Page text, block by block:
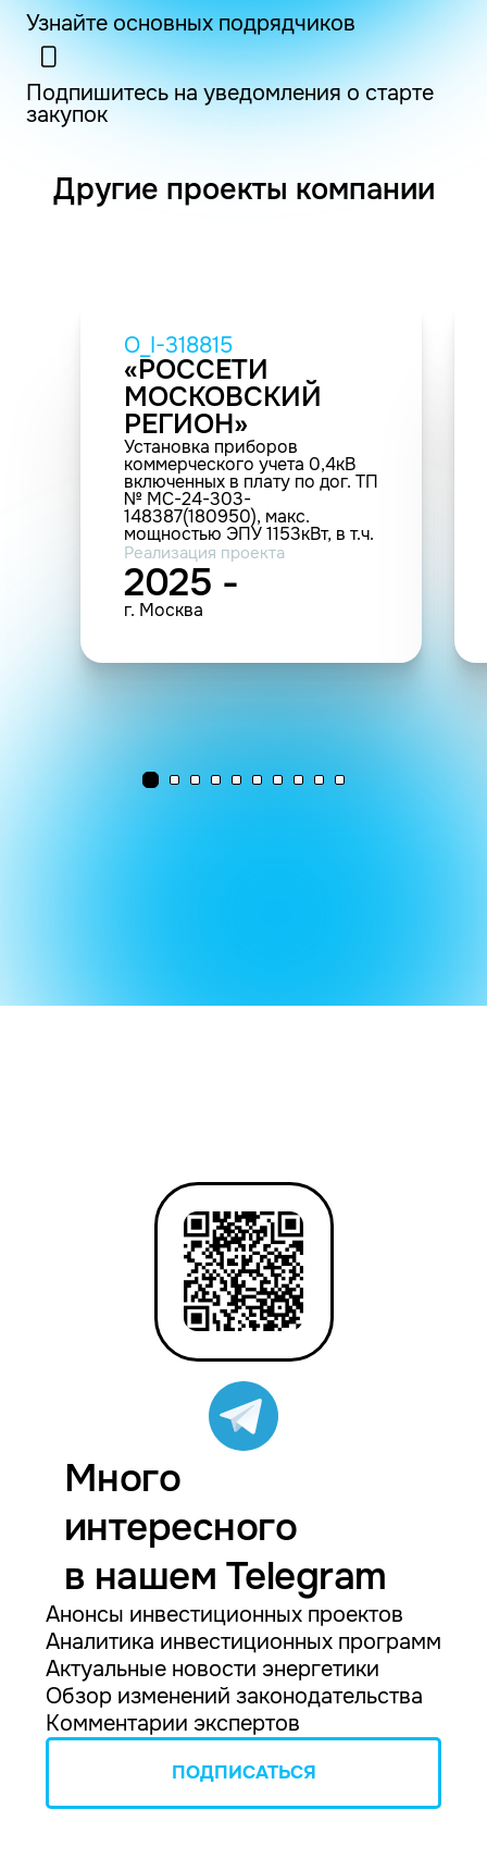
Узнайте основных подрядчиков
Подпишитесь на уведомления о старте
закупок
Другие проекты компании
O_I-318815
«РОССЕТИ
МОСКОВСКИЙ
РЕГИОН»
Установка приборов
коммерческого учета 0,4кВ
включенных в плату по дог. ТП
№ МС-24-303-
148387(180950), макс.
мощностью ЭПУ 1153кВт, в т.ч.
ПИР: г.Москва,
ул.Кожевническая, д.4 (2 т.у.)
Реализация проекта
2025 -
г. Москва
Много
интересного
в нашем Telegram
Анонсы инвестиционных проектов
Аналитика инвестиционных программ
Актуальные новости энергетики
Обзор изменений законодательства
Комментарии экспертов
ПОДПИСАТЬСЯ